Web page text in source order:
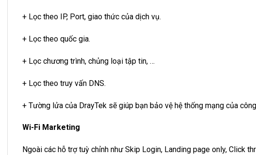
+ Lọc theo IP, Port, giao thức của dịch vụ.
+ Lọc theo quốc gia.
+ Lọc chương trình, chủng loại tập tin, …
+ Lọc theo truy vấn DNS.
+ Tường lửa của DrayTek sẽ giúp bạn bảo vệ hệ thống mạng của
Wi-Fi Marketing
Ngoài các hỗ trợ tuỳ chỉnh như Skip Login, Landing page only, Click